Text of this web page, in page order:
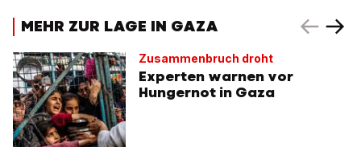
MEHR ZUR LAGE IN GAZA
Zusammenbruch droht
Experten warnen vor
Hungernot in Gaza